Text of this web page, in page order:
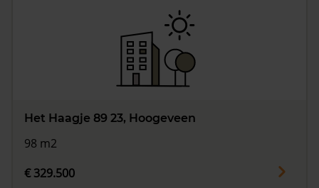
Het Haagje 89 23, Hoogeveen
98 m2
€ 329.500